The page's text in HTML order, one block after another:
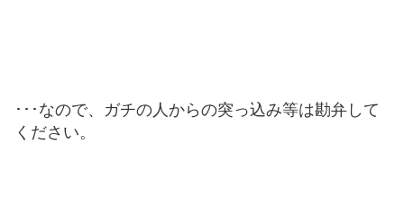
･･･なので、ガチの人からの突っ込み等は勘弁して
ください。